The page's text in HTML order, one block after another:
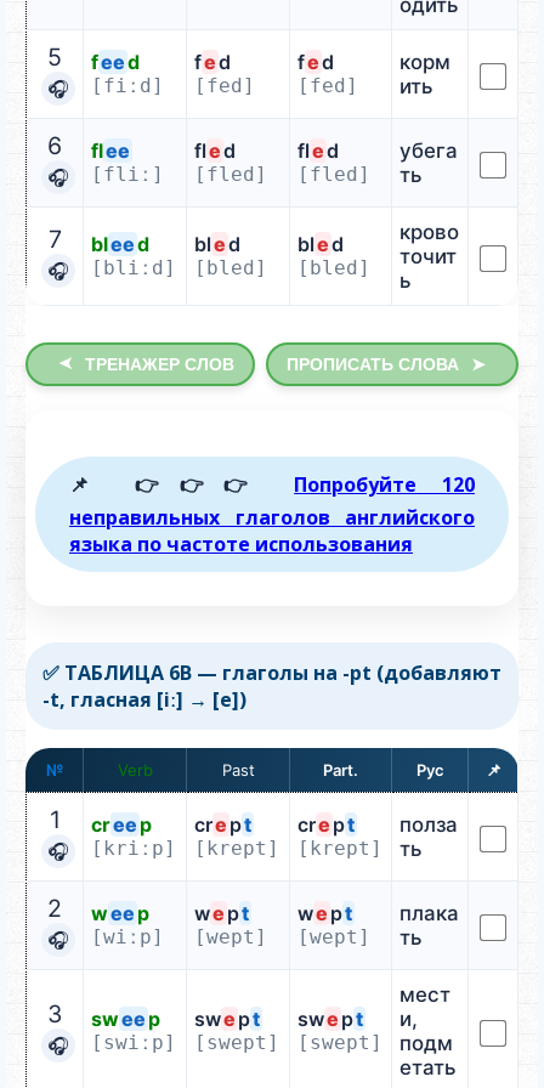
одить
5
🎧
feed
[fiːd]
fed
[fed]
fed
[fed]
корм
ить
6
🎧
flee
[fliː]
fled
[fled]
fled
[fled]
убега
ть
7
🎧
bleed
[bliːd]
bled
[bled]
bled
[bled]
крово
точит
ь
➤ ТРЕНАЖЕР СЛОВ ПРОПИСАТЬ СЛОВА ➤
📌 👉👉👉 Попробуйте 120
неправильных глаголов английского
языка по частоте использования
✅ ТАБЛИЦА 6B — глаголы на -pt (добавляют
-t, гласная [iː] → [e])
№ Verb 📌
1
🎧
cree p
[kriːp]
cre pt
[krept]
cre pt
[krept]
полза
ть
2
🎧
wee p
[wiːp]
we pt
[wept]
we pt
[wept]
плака
ть
3
🎧
swee p
[swiːp]
swe pt
[swept]
swe pt
[swept]
мест
и,
подм
етать